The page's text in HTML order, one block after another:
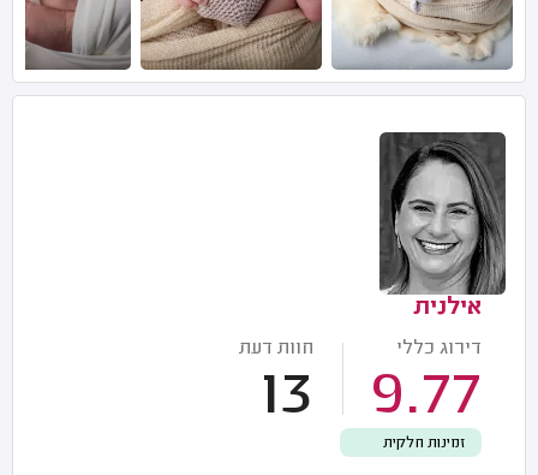
אילנית
דירוג כללי
9.77
חוות דעת
13
זמינות חלקית